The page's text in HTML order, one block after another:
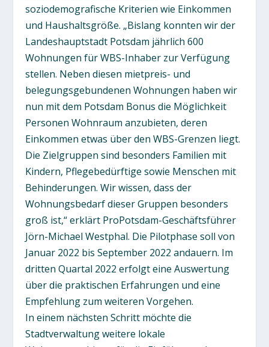
soziodemografische Kriterien wie Einkommen
und Haushaltsgröße. „Bislang konnten wir der
Landeshauptstadt Potsdam jährlich 600
Wohnungen für WBS-Inhaber zur Verfügung
stellen. Neben diesen mietpreis- und
belegungsgebundenen Wohnungen haben wir
nun mit dem Potsdam Bonus die Möglichkeit
Personen Wohnraum anzubieten, deren
Einkommen etwas über den WBS-Grenzen liegt.
Die Zielgruppen sind besonders Familien mit
Kindern, Pflegebedürftige sowie Menschen mit
Behinderungen. Wir wissen, dass der
Wohnungsbedarf dieser Gruppen besonders
groß ist,“ erklärt ProPotsdam-Geschäftsführer
Jörn-Michael Westphal. Die Pilotphase soll von
Januar 2022 bis September 2022 andauern. Im
dritten Quartal 2022 erfolgt eine Auswertung
über die praktischen Erfahrungen und eine
Empfehlung zum weiteren Vorgehen.
In einem nächsten Schritt möchte die
Stadtverwaltung weitere lokale